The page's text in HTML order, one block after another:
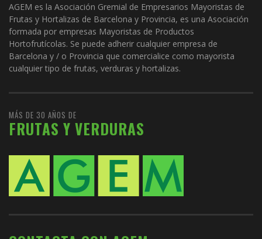
AGEM es la Asociación Gremial de Empresarios Mayoristas de
Frutas y Hortalizas de Barcelona y Provincia, es una Asociación
formada por empresas Mayoristas de Productos
Hortofrutícolas. Se puede adherir cualquier empresa de
Barcelona y / o Provincia que comercialice como mayorista
cualquier tipo de frutas, verduras y hortalizas.
MÁS DE 30 AÑOS DE
FRUTAS Y VERDURAS